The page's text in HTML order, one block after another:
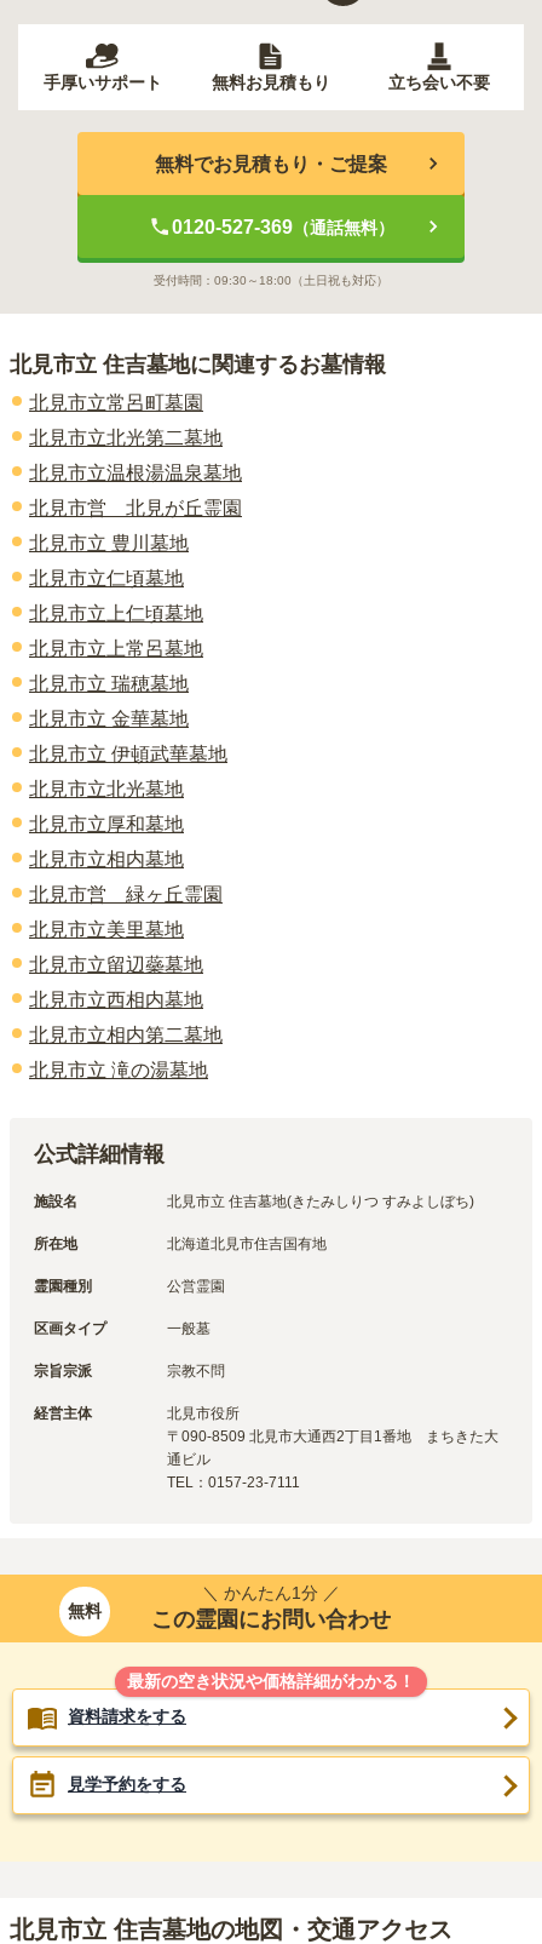
手厚いサポート 無料お見積もり 立ち会い不要
無料でお見積もり・ご提案
0120-527-369（通話無料）
受付時間： 09:30～18:00 （土日祝も対応）
北見市立 住吉墓地に関連するお墓情報
北見市立常呂町墓園
北見市立北光第二墓地
北見市立温根湯温泉墓地
北見市営 北見が丘霊園
北見市立 豊川墓地
北見市立仁頃墓地
北見市立上仁頃墓地
北見市立上常呂墓地
北見市立 瑞穂墓地
北見市立 金華墓地
北見市立 伊頓武華墓地
北見市立北光墓地
北見市立厚和墓地
北見市立相内墓地
北見市営 緑ヶ丘霊園
北見市立美里墓地
北見市立留辺蘂墓地
北見市立西相内墓地
北見市立相内第二墓地
北見市立 滝の湯墓地
公式詳細情報
施設名 北見市立 住吉墓地(きたみしりつ すみよしぼち)
所在地 北海道北見市住吉国有地
霊園種別 公営霊園
区画タイプ 一般墓
宗旨宗派 宗教不問
経営主体 北見市役所
〒 090-8509 北見市大通西2丁目1番地　まちきた大
通ビル
TEL： 0157-23-7111
無料
＼ かんたん1分 ／
この霊園にお問い合わせ
最新の空き状況や価格詳細がわかる！
資料請求をする
見学予約をする
北見市立 住吉墓地の地図・交通アクセス